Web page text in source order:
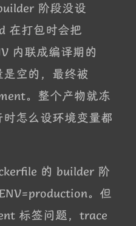
阶段没设
在打包时会把
内联成编译期的
空的，最终被
。整个产物就冻
怎么设环境变量都
的 builder 阶
。但
标签问题，trace